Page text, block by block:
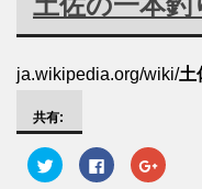
ja.wikipedia.org/wiki/土
共有:
ク
リ
F
a
ク
リ